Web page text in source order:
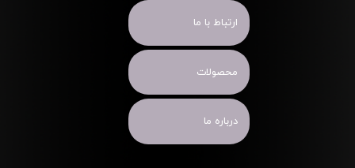
ارتباط با ما
محصولات
درباره ما